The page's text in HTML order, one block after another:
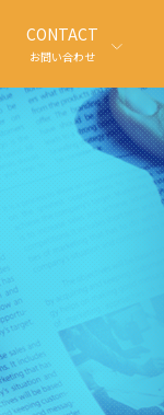
CONTACT
お問い合わせ